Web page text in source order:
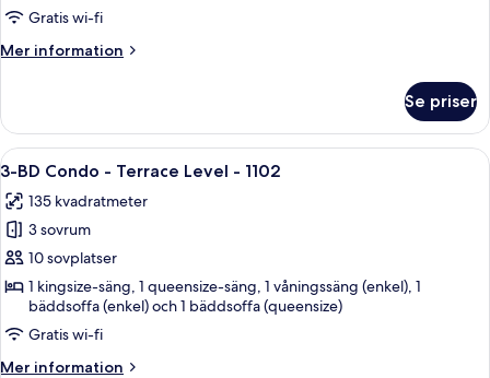
sovrum
-
vid
Gratis wi-fi
Mer information
Mer
Deluxe
2
vid
sjön
Se priser
Öppna
alla
foton
för
3-
BD
Condo
-
Terrace
Ett sovrum med en säng, en
26
3-BD Condo - Terrace Level - 1102
135 kvadratmeter
3 sovrum
10 sovplatser
1 kingsize-säng, 1 queensize-säng, 1 våningssäng (enkel), 1
bäddsoffa (enkel) och 1 bäddsoffa (queensize)
Gratis wi-fi
Mer information
Mer